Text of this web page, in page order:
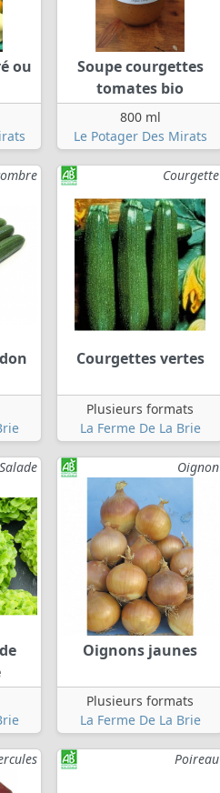
ou
Soupe courgettes
tomates bio
800 ml
Le Potager Des Mirats
Courgette
Courgettes vertes
Plusieurs formats
La Ferme De La Brie
Salade Oignon
Oignons jaunes
Plusieurs formats
La Ferme De La Brie
Poireau